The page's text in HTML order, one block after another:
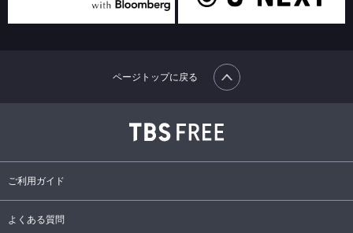
ご利用ガイド
よくある質問
ページトップに戻る